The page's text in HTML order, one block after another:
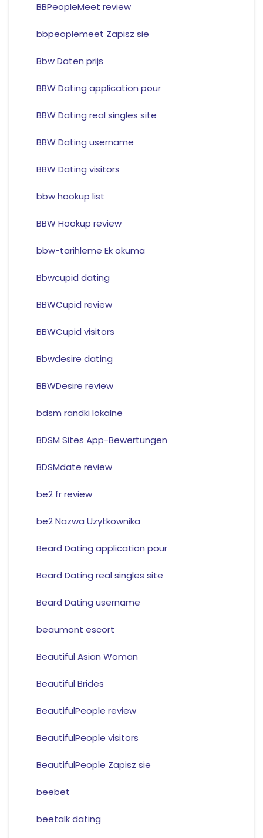
BBPeopleMeet review
bbpeoplemeet Zapisz sie
Bbw Daten prijs
BBW Dating application pour
BBW Dating real singles site
BBW Dating username
BBW Dating visitors
bbw hookup list
BBW Hookup review
bbw-tarihleme Ek okuma
Bbwcupid dating
BBWCupid review
BBWCupid visitors
Bbwdesire dating
BBWDesire review
bdsm randki lokalne
BDSM Sites App-Bewertungen
BDSMdate review
be2 fr review
be2 Nazwa Uzytkownika
Beard Dating application pour
Beard Dating real singles site
Beard Dating username
beaumont escort
Beautiful Asian Woman
Beautiful Brides
BeautifulPeople review
BeautifulPeople visitors
BeautifulPeople Zapisz sie
beebet
beetalk dating